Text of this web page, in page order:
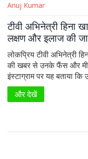
Anuj Kumar
टीवी अभिनेत्री हिना
लक्षण और इलाज की
लोकप्रिय टीवी अभिनेत्री
की खबर से उनके फैंस और
इंस्टाग्राम पर यह बताया
बीमारी का डटकर मुकाबला
और इलाज के विकल्पों पर
और देखें